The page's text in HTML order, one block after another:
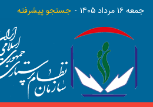
جمعه ١٦ مرداد ١٤٠٥ جستجو پیشرفته